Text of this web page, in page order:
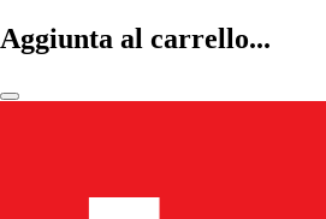
Aggiunta al carrello...